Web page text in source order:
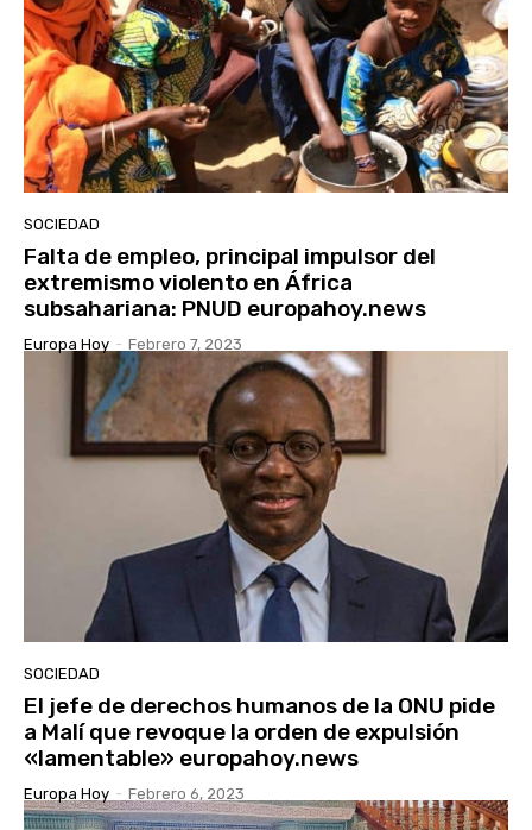
SOCIEDAD
Falta de empleo, principal impulsor del
extremismo violento en África
subsahariana: PNUD europahoy.news
Europa Hoy - Febrero 7, 2023
SOCIEDAD
El jefe de derechos humanos de la ONU pide
a Malí que revoque la orden de expulsión
«lamentable» europahoy.news
Europa Hoy - Febrero 6, 2023